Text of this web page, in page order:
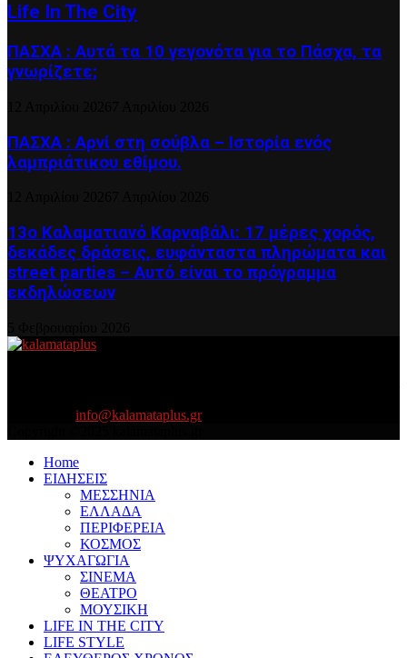
Life In The City
ΠΑΣΧΑ : Αυτά τα 10 γεγονότα για το Πάσχα, τα
γνωρίζετε;
ΠΑΣΧΑ : Αρνί στη σούβλα – Ιστορία ενός
λαμπριάτικου εθίμου.
13ο Καλαματιανό Καρναβάλι: 17 μέρες χορός,
δεκάδες δράσεις, ευφάνταστα πληρώματα και
street parties – Αυτό είναι το πρόγραμμα
εκδηλώσεων
info@kalamataplus.gr
Home
ΕΙΔΗΣΕΙΣ
ΜΕΣΣΗΝΙΑ
ΕΛΛΑΔΑ
ΠΕΡΙΦΕΡΕΙΑ
ΚΟΣΜΟΣ
ΨΥΧΑΓΩΓΙΑ
ΣΙΝΕΜΑ
ΘΕΑΤΡΟ
ΜΟΥΣΙΚΗ
LIFE IN THE CITY
LIFE STYLE